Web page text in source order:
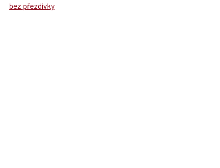
bez přezdívky